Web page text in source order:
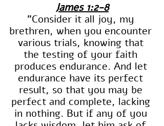
James 1:2-8
"Consider it all joy, my
brethren, when you encounter
various trials, knowing that
the testing of your faith
produces endurance. And let
endurance have its perfect
result, so that you may be
perfect and complete, lacking
in nothing. But if any of you